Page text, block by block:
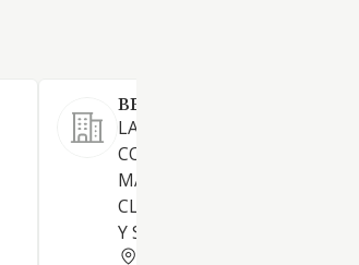
BEST BLUE CHEESE SL.
LA PRODUCCION,
COMERCIALIZACION AL POR
MAYOR Y AL DETALLE DE
CLASE DE PRODUCTOS
Y SUS DERIVADOS